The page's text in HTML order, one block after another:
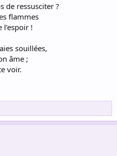
de ressusciter ?
flammes
!
souillées,
âme ;
voir.